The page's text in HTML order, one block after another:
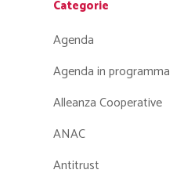
Categorie
Agenda
Agenda in programma
Alleanza Cooperative
ANAC
Antitrust